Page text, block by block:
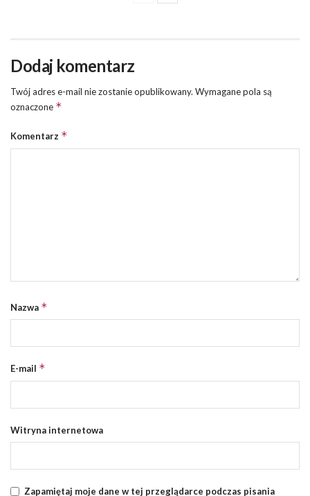
Dodaj komentarz
Twój adres e-mail nie zostanie opublikowany. Wymagane pola są
oznaczone *
Komentarz *
Nazwa *
E-mail *
Witryna internetowa
Zapamiętaj moje dane w tej przeglądarce podczas pisania